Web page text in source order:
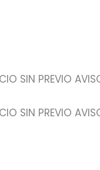
SIN PREVIO
SIN